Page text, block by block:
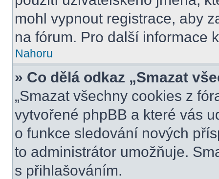
mohl vypnout registrace, aby
na fórum. Pro další informace
Nahoru
» Co dělá odkaz „Smazat
„Smazat všechny cookies z
vytvořené phpBB a které vás
o funkce sledování nových
to administrátor umožňuje.
s přihlašováním.